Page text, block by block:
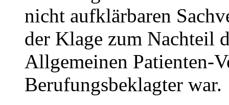
nicht aufklärbaren
der Klage zum Nachteil
Allgemeinen Patienten-
Berufungsbeklagter war.